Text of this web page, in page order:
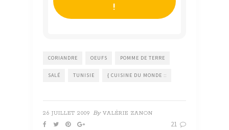
CORIANDRE OEUFS POMME DE TERRE
SALÉ TUNISIE { CUISINE DU MONDE ::
26 JUILLET 2009 By VALÉRIE ZANON
21